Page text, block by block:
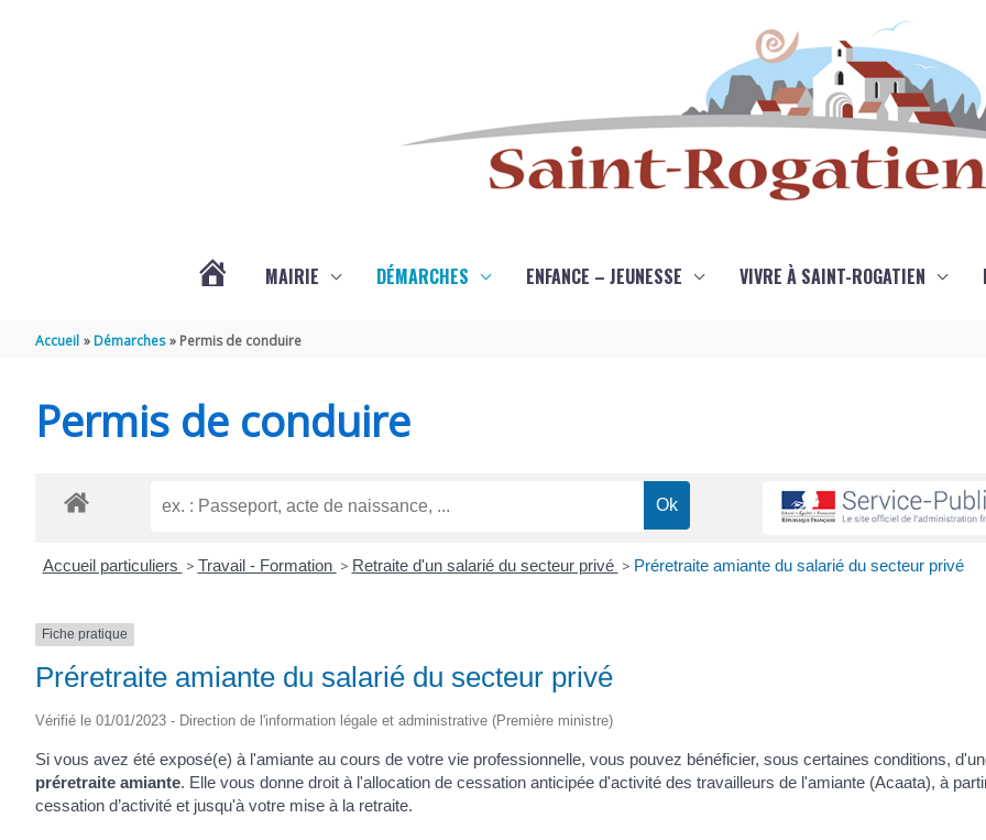
ROGATIEN
MAIRIE DÉMARCHES ENFANCE – JEUNESSE VIVRE À SAINT-ROGATIEN
Accueil Démarches Permis de conduire
Permis de conduire
Accueil particuliers > Travail - Formation > Retraite d'un salarié du secteur privé > Préretraite amiante du salarié du secteur privé
Fiche pratique
Préretraite amiante du salarié du secteur privé
Vérifié le 01/01/2023 - Direction de l'information légale et administrative (Première ministre)
Si vous avez été exposé(e) à l'amiante au cours de votre vie professionnelle, vous pouvez bénéficier, sous certaines conditions,
préretraite amiante. Elle vous donne droit à l'allocation de cessation anticipée d'activité des travailleurs de l'amiante (Acaata), à
cessation d’activité et jusqu'à votre mise à la retraite.